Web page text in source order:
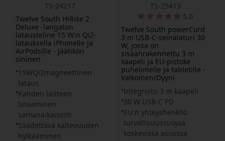
TS-24217
Twelve South HiRise 2
Deluxe -langaton
latausteline 15 W:n Qi2-
latauksella iPhonelle ja
AirPodsille - Jäätikön
sininen
15WQi2magneettinen
lataus
Kahden laitteen
lataaminen
samanaikaisesti
Säädettävä kaltevuuden
hylkääminen
TS-25413
5.0
Twelve South powerCord
3 m USB-C-seinälaturi 30
W, jossa on
sisäänrakennettu 3 m
kaapeli ja EU-pistoke
puhelimelle ja tabletille -
Valkoinen/Dyyni
Integroitu 3 m kaapeli
30 W USB-C PD
EU:n yhteyshenkilö
turvallisuussuojaa
koskevissa asioissa